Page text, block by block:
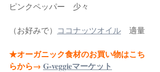
ピンクペッパー　少々
（お好みで） ココナッツオイル 適量
★オーガニック食材のお買い物はこち
らから→ G-veggieマーケット